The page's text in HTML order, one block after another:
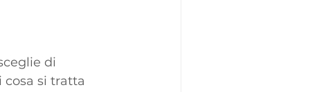
di
si tratta